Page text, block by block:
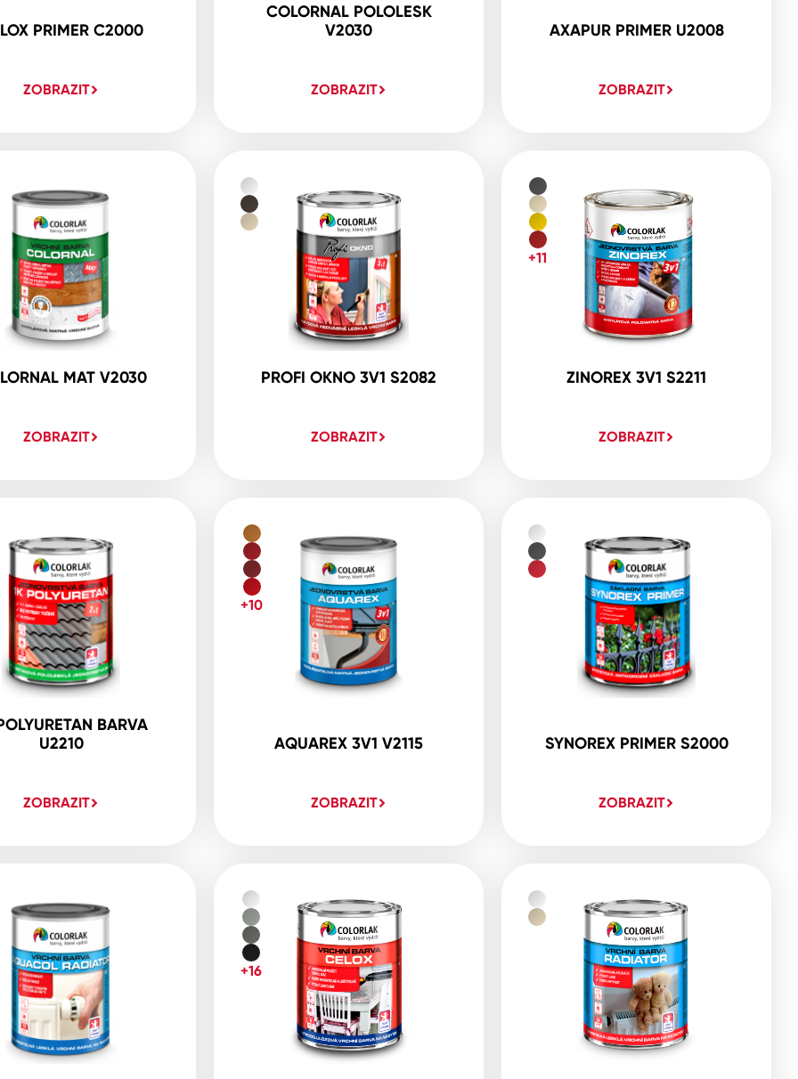
PRIMER C2000
ZOBRAZIT
COLORNAL POLOLESK
V2030
ZOBRAZIT
AXAPUR PRIMER U2008
ZOBRAZIT
MAT V2030
ZOBRAZIT
PROFI OKNO 3V1 S2082
ZOBRAZIT
ZINOREX 3V1 S2211
ZOBRAZIT
+11
BARVA
U2210
ZOBRAZIT
AQUAREX 3V1 V2115
ZOBRAZIT
+10
SYNOREX PRIMER S2000
ZOBRAZIT
+16